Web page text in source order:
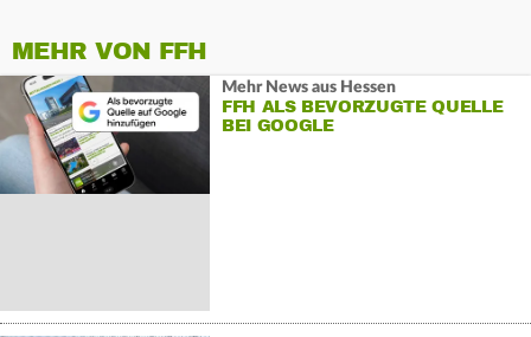
MEHR VON FFH
Mehr News aus Hessen
FFH ALS BEVORZUGTE QUELLE
BEI GOOGLE